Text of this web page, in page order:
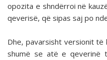
opozita e shndërroi në
qeverisë, që sipas saj po
Dhe, pavarsisht versionit të
shumë se atë e qeverinë